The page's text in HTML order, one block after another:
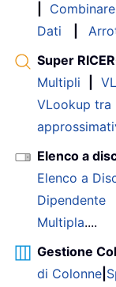
Dati
Super
Multipli
VLookup tra
Elenco a
Elenco a
Dipendente
Multipla....
Gestione
di Colonne